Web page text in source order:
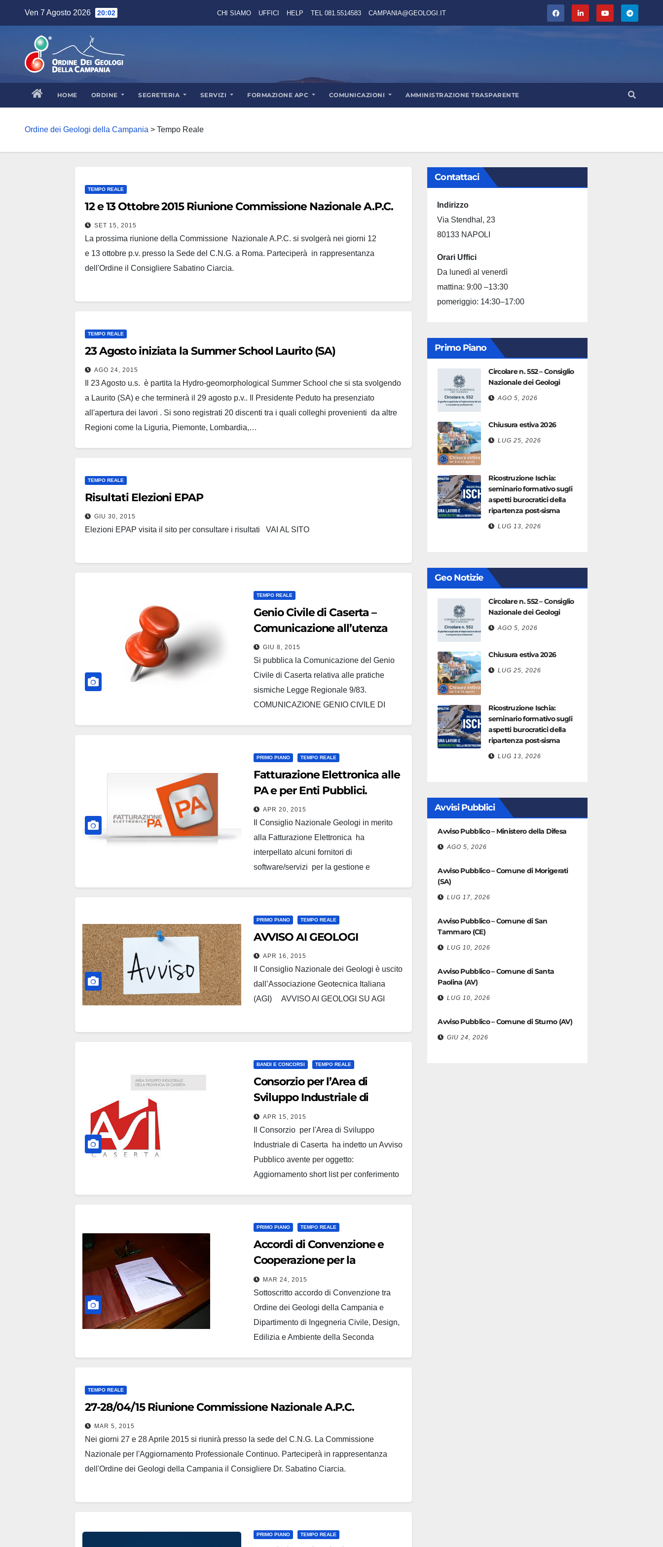
Ven 7 Agosto 2026 20:02 CHI SIAMO UFFICI HELP TEL 081.5514583 CAMPANIA@GEOLOGI.IT
HOME ORDINE SEGRETERIA SERVIZI FORMAZIONE APC COMUNICAZIONI AMMINISTRAZIONE TRASPARENTE
Ordine dei Geologi della Campania > Tempo Reale
TEMPO REALE
12 e 13 Ottobre 2015 Riunione Commissione Nazionale A.P.C.
SET 15, 2015
La prossima riunione della Commissione Nazionale A.P.C. si svolgerà nei giorni 12
e 13 ottobre p.v. presso la Sede del C.N.G. a Roma. Parteciperà in rappresentanza
dell'Ordine il Consigliere Sabatino Ciarcia.
TEMPO REALE
23 Agosto iniziata la Summer School Laurito (SA)
AGO 24, 2015
Il 23 Agosto u.s. è partita la Hydro-geomorphological Summer School che si sta svolgendo
a Laurito (SA) e che terminerà il 29 agosto p.v.. Il Presidente Peduto ha presenziato
all'apertura dei lavori . Si sono registrati 20 discenti tra i quali colleghi provenienti da altre
Regioni come la Liguria, Piemonte, Lombardia,…
TEMPO REALE
Risultati Elezioni EPAP
GIU 30, 2015
Elezioni EPAP visita il sito per consultare i risultati VAI AL SITO
TEMPO REALE
Genio Civile di Caserta –
Comunicazione all’utenza
GIU 8, 2015
Si pubblica la Comunicazione del Genio
Civile di Caserta relativa alle pratiche
sismiche Legge Regionale 9/83.
COMUNICAZIONE GENIO CIVILE DI
PRIMO PIANO TEMPO REALE
Fatturazione Elettronica alle
PA e per Enti Pubblici.
APR 20, 2015
Il Consiglio Nazionale Geologi in merito
alla Fatturazione Elettronica ha
interpellato alcuni fornitori di
software/servizi per la gestione e
essere utilizzati dai professionisti geologi
per l'emissione e la conservazione dei
propri documenti fiscali…
PRIMO PIANO TEMPO REALE
AVVISO AI GEOLOGI
APR 16, 2015
Il Consiglio Nazionale dei Geologi è uscito
dall’Associazione Geotecnica Italiana
(AGI) AVVISO AI GEOLOGI SU AGI
BANDI E CONCORSI TEMPO REALE
Consorzio per l’Area di
Sviluppo Industriale di
Caserta – Avviso Pubblico
APR 15, 2015
Il Consorzio per l'Area di Sviluppo
Industriale di Caserta ha indetto un Avviso
Pubblico avente per oggetto:
Aggiornamento short list per conferimento
norme ed in esecuzione della
deliberazione del comitato direttivo n. 81…
PRIMO PIANO TEMPO REALE
Accordi di Convenzione e
Cooperazione per la
Formazione e
Aggiornamento
Professionale Continuo
MAR 24, 2015
Sottoscritto accordo di Convenzione tra
Ordine dei Geologi della Campania e
Dipartimento di Ingegneria Civile, Design,
Edilizia e Ambiente della Seconda
in essere. Si ricorda che analoghi accordi
TEMPO REALE
27-28/04/15 Riunione Commissione Nazionale A.P.C.
MAR 5, 2015
Nei giorni 27 e 28 Aprile 2015 si riunirà presso la sede del C.N.G. La Commissione
Nazionale per l'Aggiornamento Professionale Continuo. Parteciperà in rappresentanza
dell'Ordine dei Geologi della Campania il Consigliere Dr. Sabatino Ciarcia.
PRIMO PIANO TEMPO REALE
Contattaci
Indirizzo
Via Stendhal, 23
80133 NAPOLI
Orari Uffici
Da lunedì al venerdì
mattina: 9:00 –13:30
pomeriggio: 14:30–17:00
Primo Piano
Circolare n. 552 – Consiglio
Nazionale dei Geologi
AGO 5, 2026
Chiusura estiva 2026
LUG 25, 2026
Ricostruzione Ischia:
seminario formativo sugli
aspetti burocratici della
ripartenza post-sisma
LUG 13, 2026
Geo Notizie
Circolare n. 552 – Consiglio
Nazionale dei Geologi
AGO 5, 2026
Chiusura estiva 2026
LUG 25, 2026
Ricostruzione Ischia:
seminario formativo sugli
aspetti burocratici della
ripartenza post-sisma
LUG 13, 2026
Avvisi Pubblici
Avviso Pubblico – Ministero della Difesa
AGO 5, 2026
Avviso Pubblico – Comune di Morigerati
(SA)
LUG 17, 2026
Avviso Pubblico – Comune di San
Tammaro (CE)
LUG 10, 2026
Avviso Pubblico – Comune di Santa
Paolina (AV)
LUG 10, 2026
Avviso Pubblico – Comune di Sturno (AV)
GIU 24, 2026